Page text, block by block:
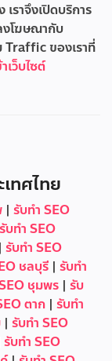
ราจึงเปิดบริการ
งโฆษณากับ
Traffic ของเราที่
เว็บไซต์
ทศไทย
| รับทำ SEO
รับทำ SEO
รับทำ SEO
ชลบุรี | รับทำ
ชุมพร | รับ
ตาก | รับทำ
| รับทำ SEO
รับทำ SEO